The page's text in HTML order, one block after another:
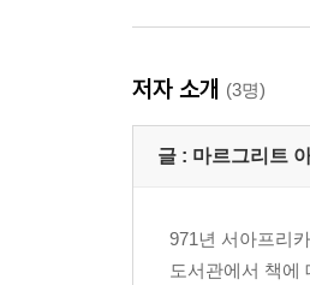
저자 소개 (3명)
글 : 마르그리트
971년 서아프리
도서관에서 책에